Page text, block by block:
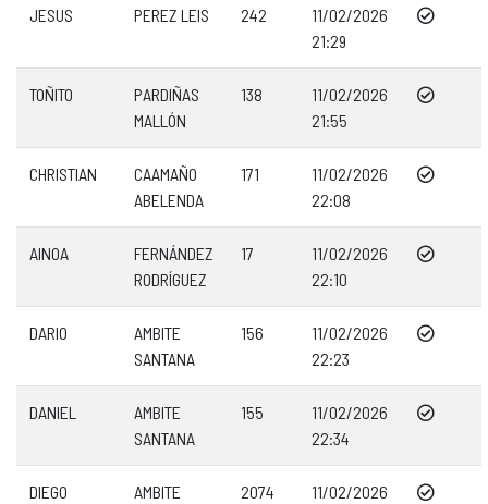
JESUS PEREZ LEIS 242
11/02/2026
21:29
TOÑITO
PARDIÑAS
MALLÓN
138
11/02/2026
21:55
CHRISTIAN
CAAMAÑO
ABELENDA
171
11/02/2026
22:08
AINOA
FERNÁNDEZ
RODRÍGUEZ
17
11/02/2026
22:10
DARIO
AMBITE
SANTANA
156
11/02/2026
22:23
DANIEL
AMBITE
SANTANA
155
11/02/2026
22:34
DIEGO
AMBITE
2074
11/02/2026